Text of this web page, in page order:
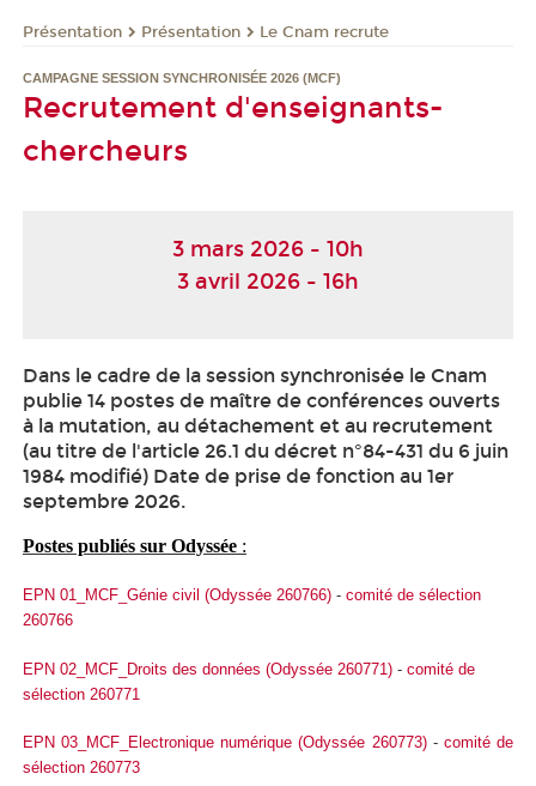
Présentation Présentation Le Cnam recrute
CAMPAGNE SESSION SYNCHRONISÉE 2026 (MCF)
Recrutement d'enseignants-
chercheurs
3 mars 2026 - 10h
3 avril 2026 - 16h
Dans le cadre de la session synchronisée le Cnam
publie 14 postes de maître de conférences ouverts
à la mutation, au détachement et au recrutement
(au titre de l'article 26.1 du décret n°84-431 du 6 juin
1984 modifié) Date de prise de fonction au 1er
septembre 2026.
Postes publiés sur Odyssée :
EPN 01_MCF_Génie civil (Odyssée 260766) - comité de sélection
260766
EPN 02_MCF_Droits des données (Odyssée 260771) - comité de
sélection 260771
EPN 03_MCF_Electronique numérique (Odyssée 260773)- comité de
sélection 260773